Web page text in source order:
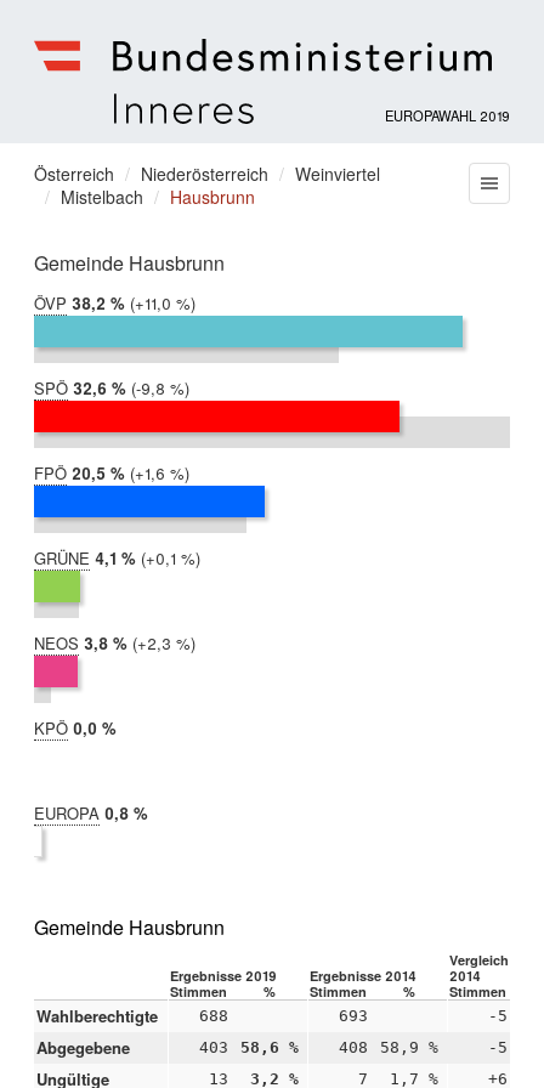
für
Inneres
EUROPAWAHL 2019
Sie
befinden
hier:
Österreich Niederösterreich
Weinviertel
Mistelbach
Hausbrunn
Gemeinde Hausbrunn
ÖVP 2019:
38,2 %
2014:
27,2 %
Differenz:
+11,0 %
SPÖ 2019:
32,6 %
2014:
42,4 %
Differenz:
-9,8 %
FPÖ 2019:
20,5 %
2014:
19,0 %
Differenz:
+1,6 %
GRÜNE 2019:
4,1 %
2014:
4,0 %
Differenz:
+0,1 %
NEOS 2019:
3,8 %
2014:
1,5 %
Differenz:
+2,3 %
KPÖ 2019:
0,0 %
EUROPA 2019:
0,8 %
Gemeinde Hausbrunn
Ergebnisse 2019 Ergebnisse 2014
Vergleich
2014
Stimmen
% Stimmen % Stimmen
Wahlberechtigte 688 693 -5
Abgegebene 403 58,6 % 408 58,9 % -5
Ungültige 13 3,2 % 7 1,7 % +6